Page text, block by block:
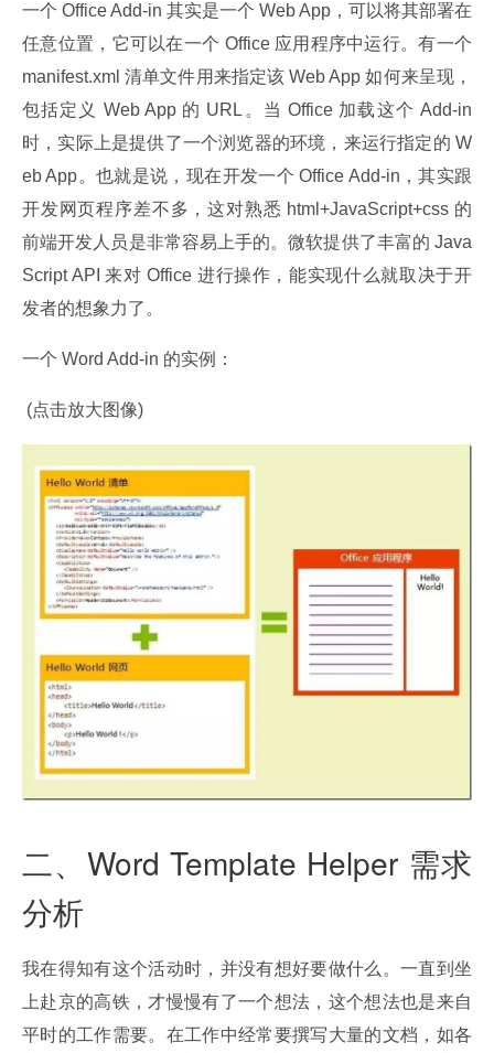
一个 Office Add-in 其实是一个 Web App，可以将其部署在
任意位置，它可以在一个 Office 应用程序中运行。有一个
manifest.xml 清单文件用来指定该 Web App 如何来呈现，
包括定义 Web App 的 URL。当 Office 加载这个 Add-in
时，实际上是提供了一个浏览器的环境，来运行指定的 W
eb App。也就是说，现在开发一个 Office Add-in，其实跟
开发网页程序差不多，这对熟悉 html+JavaScript+css 的
前端开发人员是非常容易上手的。微软提供了丰富的 Java
Script API 来对 Office 进行操作，能实现什么就取决于开
发者的想象力了。
一个 Word Add-in 的实例：
(点击放大图像)
二、Word Template Helper 需求
分析
我在得知有这个活动时，并没有想好要做什么。一直到坐
上赴京的高铁，才慢慢有了一个想法，这个想法也是来自
平时的工作需要。在工作中经常要撰写大量的文档，如各